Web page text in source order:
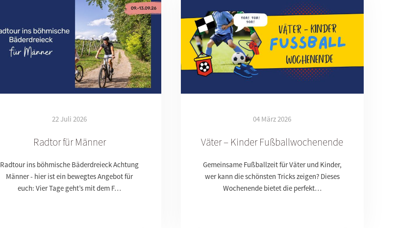
22 Juli 2026
Radtor für Männer
Radtour ins böhmische Bäderdreieck Achtung
Männer - hier ist ein bewegtes Angebot für
euch: Vier Tage geht’s mit dem F…
04 März 2026
Väter – Kinder Fußballwochenende
Gemeinsame Fußballzeit für Väter und Kinder,
wer kann die schönsten Tricks zeigen? Dieses
Wochenende bietet die perfekt…